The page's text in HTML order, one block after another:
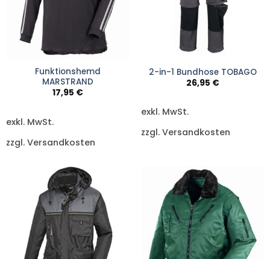
Funktionshemd
MARSTRAND
17,95 €
exkl. MwSt.
zzgl. Versandkosten
2-in-1 Bundhose TOBAGO
26,95 €
exkl. MwSt.
zzgl. Versandkosten